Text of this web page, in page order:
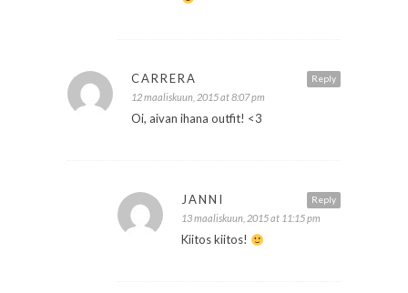
Reply
CARRERA
12 maaliskuun, 2015 at 8:07 pm
Oi, aivan ihana outfit! <3
Reply
JANNI
13 maaliskuun, 2015 at 11:15 pm
Kiitos kiitos!